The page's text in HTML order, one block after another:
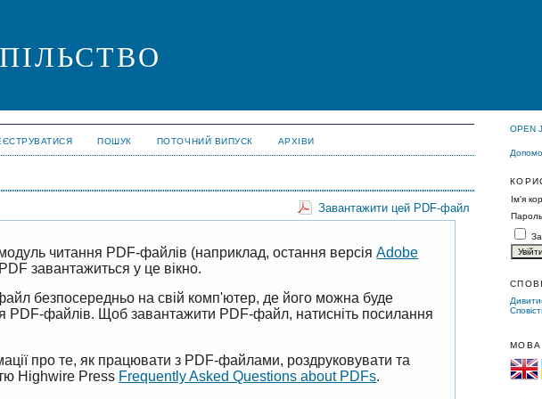
OPEN
Ім'я
Пароль
МОВА
ПОШУК ПОТОЧНИЙ ВИПУСК АРХІВИ
Завантажити цей PDF-файл
читання PDF-файлів (наприклад, остання версіяAdobe
завантажиться у це вікно.
безпосередньо на свій комп'ютер, де його можна буде
PDF-файлів. Щоб завантажити PDF-файл, натисніть посилання
про те, як працювати з PDF-файлами, роздруковувати та
Highwire Press Frequently Asked Questions about PDFs.